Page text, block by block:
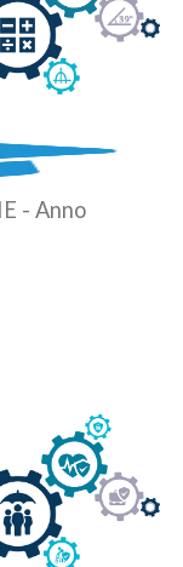
- Anno